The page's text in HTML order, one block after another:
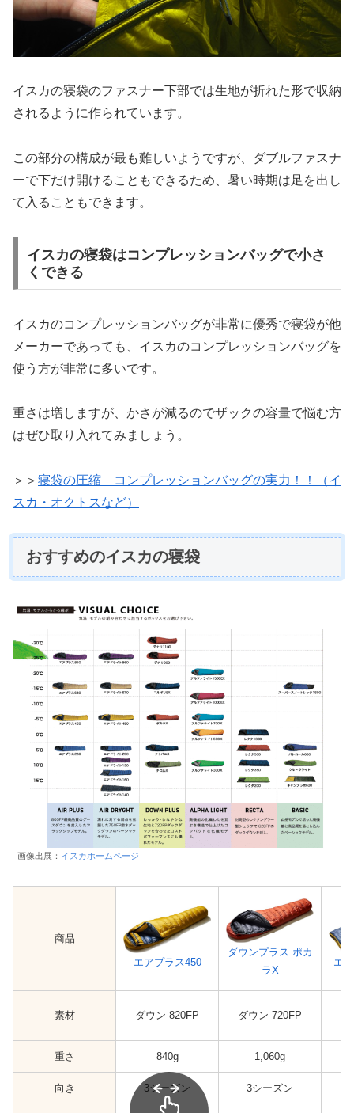
イスカの寝袋のファスナー下部では生地が折れた形で収納
されるように作られています。
この部分の構成が最も難しいようですが、ダブルファスナ
ーで下だけ開けることもできるため、暑い時期は足を出し
て入ることもできます。
イスカの寝袋はコンプレッションバッグで小さ
くできる
イスカのコンプレッションバッグが非常に優秀で寝袋が他
メーカーであっても、イスカのコンプレッションバッグを
使う方が非常に多いです。
重さは増しますが、かさが減るのでザックの容量で悩む方
はぜひ取り入れてみましょう。
＞＞ 寝袋の圧縮 コンプレッションバッグの実力！！（イ
スカ・オクトスなど）
おすすめのイスカの寝袋
画像出展： イスカホームページ
商品
エアプラス450
ダウンプラス ポカ
ラX
エ
素材 ダウン 820FP ダウン 720FP
重さ 840g 1,060g
向き 3シーズン 3シーズン